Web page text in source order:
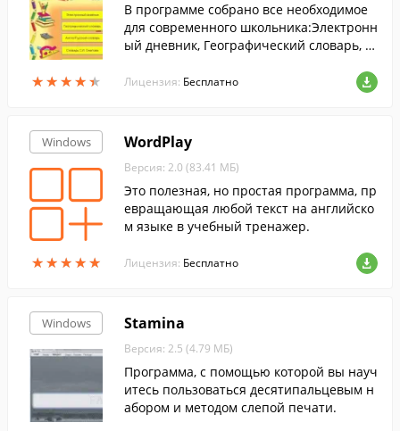
★★★★★
★★★★★
В программе собрано все необходимое
для современного школьника:Электронн
ый дневник, Географический словарь, А
русского языка С.И. Ожегова и т.д.
Лицензия: Бесплатно
Windows
★★★★★
★★★★★
WordPlay
Версия: 2.0 (83.41 МБ)
Это полезная, но простая программа, пр
евращающая любой текст на английско
м языке в учебный тренажер.
Лицензия: Бесплатно
Windows Stamina
Версия: 2.5 (4.79 МБ)
Программа, с помощью которой вы науч
итесь пользоваться десятипальцевым н
абором и методом слепой печати.